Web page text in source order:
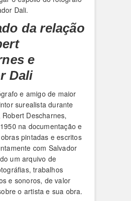
Dali.
da relação
e
Dali
e amigo de maior
surealista durante
Descharnes,
na documentação e
pintadas e escritos
com Salvador
um arquivo de
trabalhos
e sonoros, de valor
o artista e sua obra.